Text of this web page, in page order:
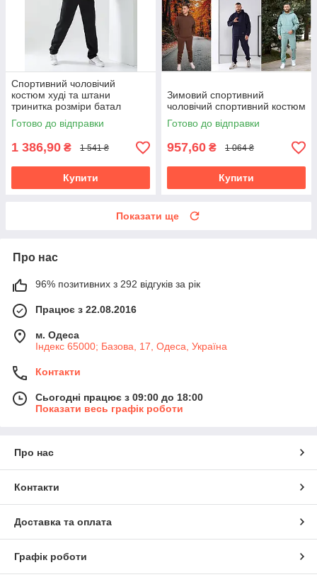
Спортивний чоловічий
костюм худі та штани
тринитка розміри батал
Готово до відправки
1 386,90 ₴ 1 541 ₴
Купити
Зимовий спортивний
чоловічий спортивний костюм
Готово до відправки
957,60 ₴ 1 064 ₴
Купити
Показати ще
Про нас
96% позитивних з 292 відгуків за рік
Працює з 22.08.2016
м. Одеса
Індекс 65000; Базова, 17, Одеса, Україна
Контакти
Сьогодні працює з 09:00 до 18:00
Показати весь графік роботи
Про нас
Контакти
Доставка та оплата
Графік роботи